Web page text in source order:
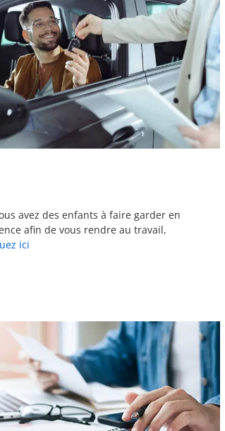
avez des enfants à faire garder en
afin de vous rendre au travail,
ici